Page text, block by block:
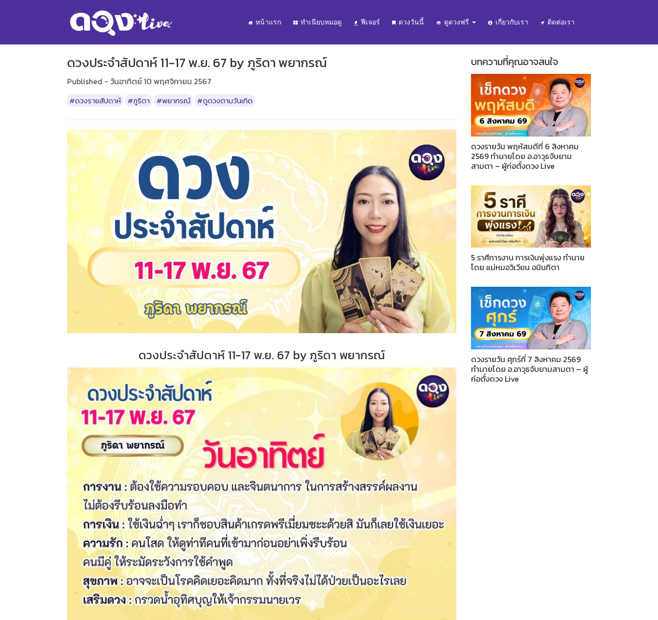
หน้าแรก ทำเนียบหมอดู ฟีเจอร์ ดวงวันนี้ ดูดวงฟรี เกี่ยวกับเรา ติดต่อเรา
ดวงประจำสัปดาห์ 11-17 พ.ย. 67 by ภูริดา พยากรณ์
Published - วันอาทิตย์ 10 พฤศจิกายน 2567
#ดวงรายสัปดาห์ #ภูริดา #พยากรณ์ #ดูดวงตามวันเกิด
ดวงประจำสัปดาห์ 11-17 พ.ย. 67 by ภูริดา พยากรณ์
บทความที่คุณอาจสนใจ
ดวงรายวัน พฤหัสบดีที่ 6 สิงหาคม
2569 ทำนายโดย อ.อาวุธจับยาม
สามตา – ผู้ก่อตั้งดวง Live
5 ราศีการงาน การเงินพุ่งแรง ทำนาย
โดย แม่หมอวิเวียน อนินทิตา
ดวงรายวัน ศุกร์ที่ 7 สิงหาคม 2569
ทำนายโดย อ.อาวุธจับยามสามตา – ผู้
ก่อตั้งดวง Live